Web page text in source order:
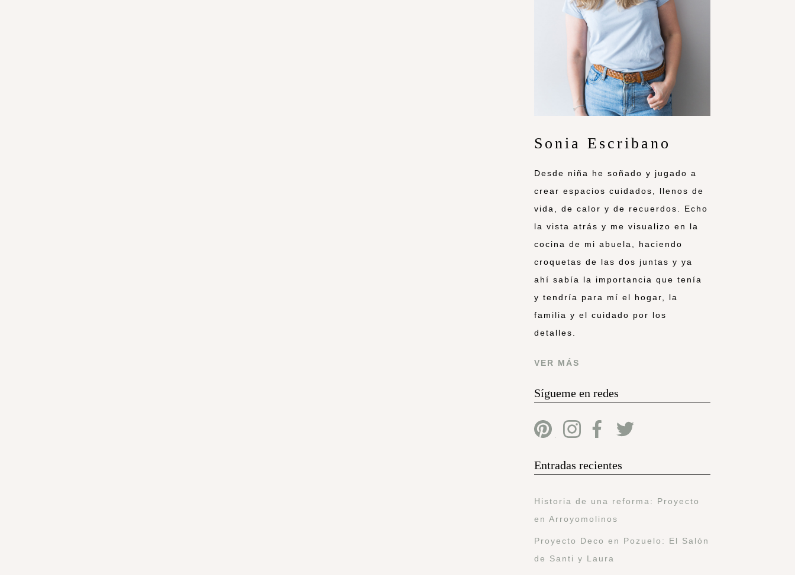
Sonia Escribano
Desde niña he soñado y jugado a
crear espacios cuidados, llenos de
vida, de calor y de recuerdos. Echo
la vista atrás y me visualizo en la
cocina de mi abuela, haciendo
croquetas de las dos juntas y ya
ahí sabía la importancia que tenía
y tendría para mí el hogar, la
familia y el cuidado por los
detalles.
VER MÁS
Sígueme en redes
Entradas recientes
Historia de una reforma: Proyecto
en Arroyomolinos
Proyecto Deco en Pozuelo: El Salón
de Santi y Laura